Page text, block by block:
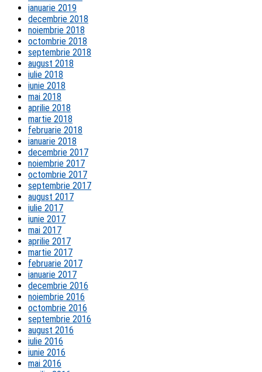
ianuarie 2019
decembrie 2018
noiembrie 2018
octombrie 2018
septembrie 2018
august 2018
iulie 2018
iunie 2018
mai 2018
aprilie 2018
martie 2018
februarie 2018
ianuarie 2018
decembrie 2017
noiembrie 2017
octombrie 2017
septembrie 2017
august 2017
iulie 2017
iunie 2017
mai 2017
aprilie 2017
martie 2017
februarie 2017
ianuarie 2017
decembrie 2016
noiembrie 2016
octombrie 2016
septembrie 2016
august 2016
iulie 2016
iunie 2016
mai 2016